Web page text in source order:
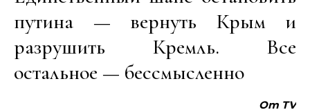
путина — вернуть Крым и
разрушить Кремль. Все
остальное — бессмысленно
Om TV